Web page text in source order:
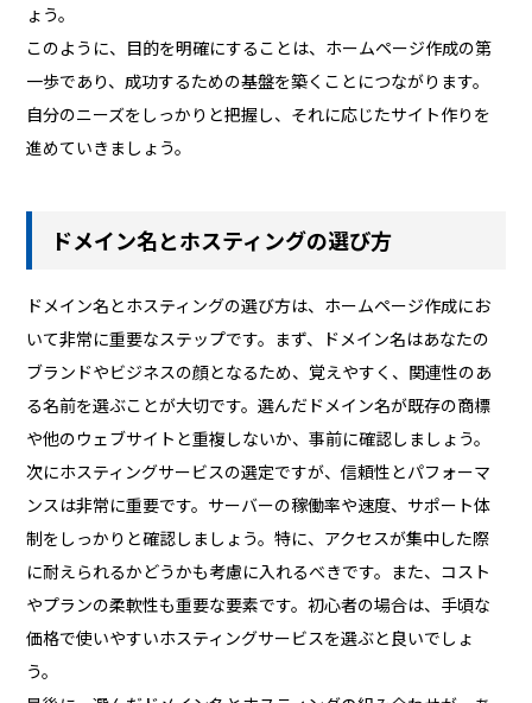
ょう。
このように、目的を明確にすることは、ホームページ作成の第
一歩であり、成功するための基盤を築くことにつながります。
自分のニーズをしっかりと把握し、それに応じたサイト作りを
進めていきましょう。
ドメイン名とホスティングの選び方
ドメイン名とホスティングの選び方は、ホームページ作成にお
いて非常に重要なステップです。まず、ドメイン名はあなたの
ブランドやビジネスの顔となるため、覚えやすく、関連性のあ
る名前を選ぶことが大切です。選んだドメイン名が既存の商標
や他のウェブサイトと重複しないか、事前に確認しましょう。
次にホスティングサービスの選定ですが、信頼性とパフォーマ
ンスは非常に重要です。サーバーの稼働率や速度、サポート体
制をしっかりと確認しましょう。特に、アクセスが集中した際
に耐えられるかどうかも考慮に入れるべきです。また、コスト
やプランの柔軟性も重要な要素です。初心者の場合は、手頃な
価格で使いやすいホスティングサービスを選ぶと良いでしょ
う。